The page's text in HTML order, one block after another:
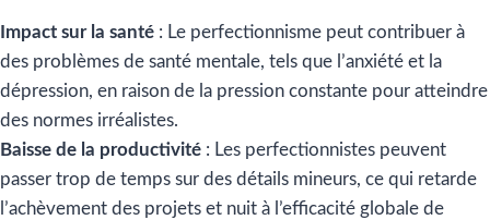
Impact sur la santé : Le perfectionnisme peut contribuer à
des problèmes de santé mentale, tels que l’anxiété et la
dépression, en raison de la pression constante pour atteindre
des normes irréalistes.
Baisse de la productivité : Les perfectionnistes peuvent
passer trop de temps sur des détails mineurs, ce qui retarde
l’achèvement des projets et nuit à l’efficacité globale de